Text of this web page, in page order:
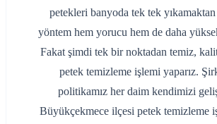
petekleri banyoda tek tek
yöntem hem yorucu hem de daha
Fakat şimdi tek bir noktadan temiz,
petek temizleme işlemi yaparız.
politikamız her daim kendimizi
Büyükçekmece ilçesi petek temizleme